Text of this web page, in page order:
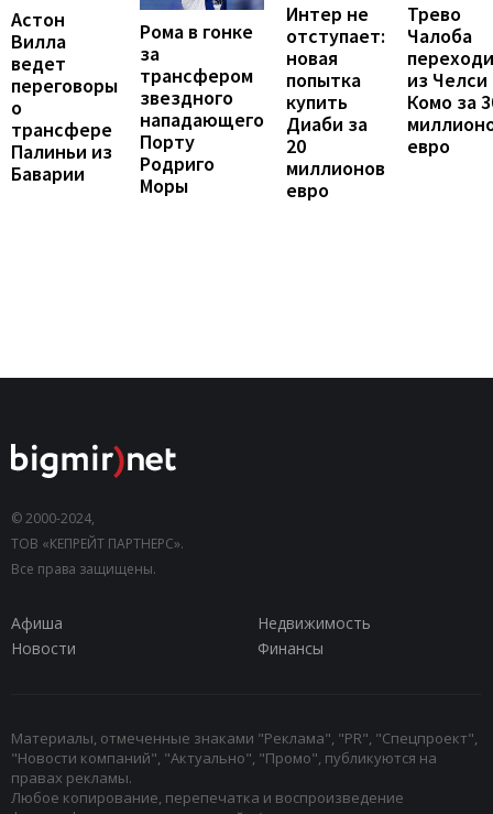
Астон
Вилла
ведет
переговоры
о
трансфере
Палиньи из
Баварии
Рома в гонке
за
трансфером
звездного
нападающего
Порту
Родриго
Моры
Интер не
отступает:
новая
попытка
купить
Диаби за
20
миллионов
евро
Трево
Чалоба
из Челси
Комо за
евро
© 2000-2024,
ТОВ «КЕПРЕЙТ ПАРТНЕРС».
Все права защищены.
Афиша
Недвижимость
Новости
Финансы
Материалы, отмеченные знаками "Реклама", "PR", "Спецпроект",
"Новости компаний", "Актуально", "Промо", публикуются на
правах рекламы.
Любое копирование, перепечатка и воспроизведение